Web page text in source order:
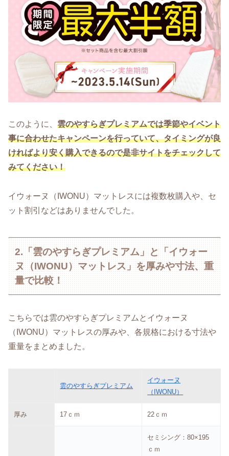
このように、 雲のやすらぎプレミアムでは季節やイベント
事に合わせたキャンペーンを行っていて、タイミングが良
ければより安く購入できるので是非サイトをチェックして
みてください！
イウォーヌ（IWONU）マットレスには複数枚購入や、セ
ット割引などはありませんでした。
2.「雲のやすらぎプレミアム」と「イウォー
ヌ（IWONU）マットレス」を厚みや寸法、重
量で比較！
こちらでは雲のやすらぎプレミアムとイウォーヌ
（IWONU）マットレスの厚みや、各規格における寸法や
重量をまとめました。
雲のやすらぎプレミアム
イウォーヌ
（IWONU）
厚み 17ｃｍ 22ｃｍ
セミシング：80×195
ｃｍ